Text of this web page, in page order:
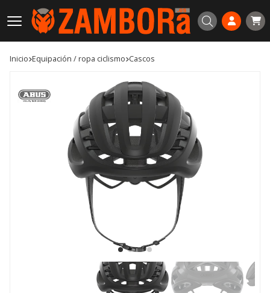
Buscar
Inicio equipación / ropa ciclismo cascos